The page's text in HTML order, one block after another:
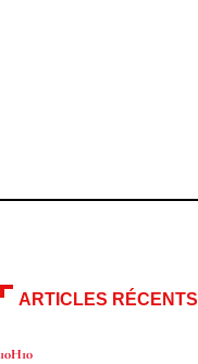
ARTICLES RÉCENTS
10H10